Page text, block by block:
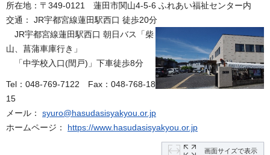
所在地：〒349-0121 蓮田市関山4-5-6 ふれあい福祉センター内
交通： JR宇都宮線蓮田駅西口 徒歩20分
JR宇都宮線蓮田駅西口 朝日バス「柴
山、菖蒲車庫行き」
「中学校入口(閏戸)」下車徒歩8分
Tel：048-769-7122 Fax：048-768-18
15
メール： syuro@hasudasisyakyou.or.jp
ホームページ： https://www.hasudasisyakyou.or.jp
画面サイズで表示